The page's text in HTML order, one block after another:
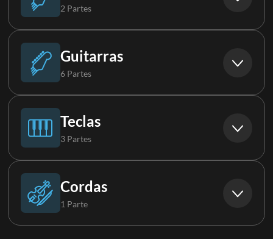
2 Partes
Baixo
Baixo Synth
Guitarras
6 Partes
Violão
Guitarra
Teclas
3 Partes
Piano
Cordas
1 Parte